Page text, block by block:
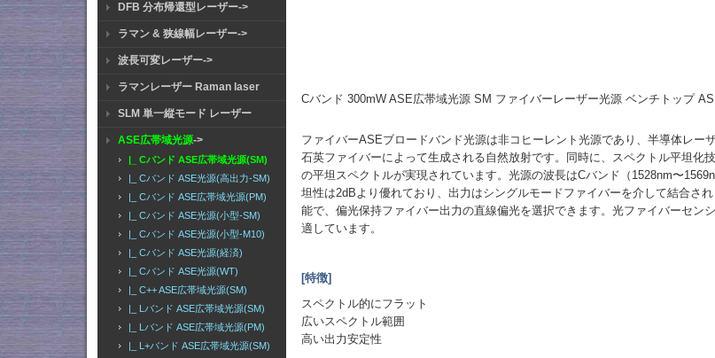
DFB 分布帰還型レーザー->
ラマン & 狭線幅レーザー->
波長可変レーザー->
ラマンレーザー Raman laser
SLM 単一縦モード レーザー
ASE広帯域光源->
|_ Cバンド ASE広帯域光源(SM)
|_ Cバンド ASE光源(高出力-SM)
|_ Cバンド ASE広帯域光源(PM)
|_ Cバンド ASE光源(小型-SM)
|_ Cバンド ASE光源(小型-M10)
|_ Cバンド ASE光源(経済)
|_ Cバンド ASE光源(WT)
|_ C++ ASE広帯域光源(SM)
|_ Lバンド ASE広帯域光源(SM)
|_ Lバンド ASE広帯域光源(PM)
|_ L+バンド ASE広帯域光源(SM)
Cバンド 300mW ASE広帯域光源 SM ファイバーレーザー光源 ベンチトップ
ファイバーASEブロードバンド光源は非コヒーレント光源であり、半導体レー
石英ファイバーによって生成される自然放射です。同時に、スペクトル平坦化
の平坦スペクトルが実現されています。光源の波長はCバンド（1528nm〜
坦性は2dBより優れており、出力はシングルモードファイバーを介して結合さ
能で、偏光保持ファイバー出力の直線偏光を選択できます。光ファイバーセン
適しています。
[特徴]
スペクトル的にフラット
広いスペクトル範囲
高い出力安定性